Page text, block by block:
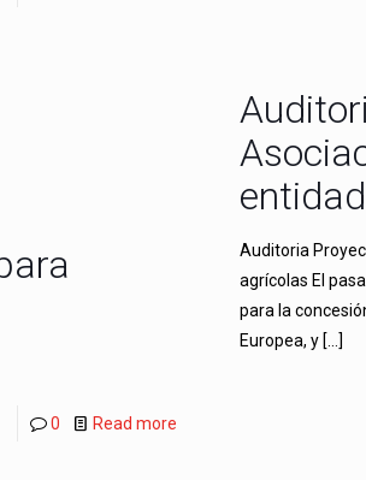
0 Read more
Auditoria
agrícolas El
para la
Europea, y […]